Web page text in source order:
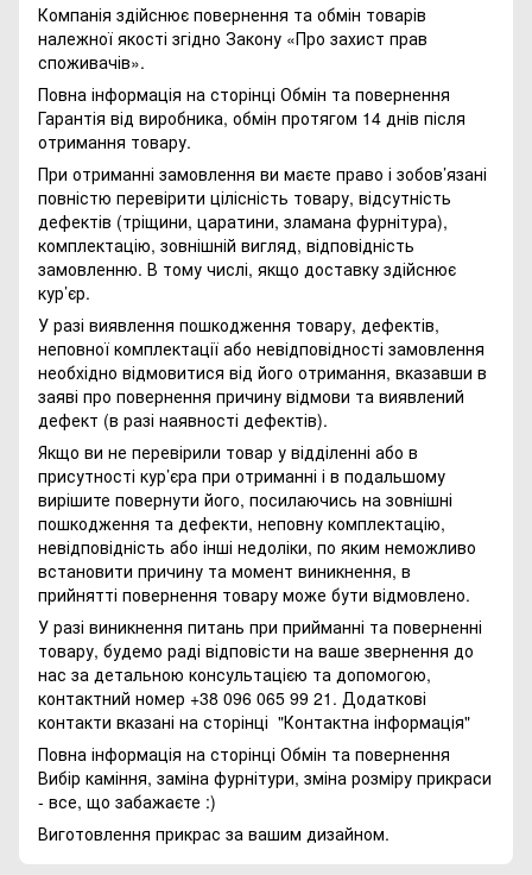
Компанія здійснює повернення та обмін товарів
належної якості згідно Закону «Про захист прав
споживачів».
Повна інформація на сторінці Обмін та повернення
Гарантія від виробника, обмін протягом 14 днів після
отримання товару.
При отриманні замовлення ви маєте право і зобов’язані
повністю перевірити цілісність товару, відсутність
дефектів (тріщини, царатини, зламана фурнітура),
комплектацію, зовнішній вигляд, відповідність
замовленню. В тому числі, якщо доставку здійснює
кур’єр.
У разі виявлення пошкодження товару, дефектів,
неповної комплектації або невідповідності замовлення
необхідно відмовитися від його отримання, вказавши в
заяві про повернення причину відмови та виявлений
дефект (в разі наявності дефектів).
Якщо ви не перевірили товар у відділенні або в
присутності кур’єра при отриманні і в подальшому
вирішите повернути його, посилаючись на зовнішні
пошкодження та дефекти, неповну комплектацію,
невідповідність або інші недоліки, по яким неможливо
встановити причину та момент виникнення, в
прийнятті повернення товару може бути відмовлено.
У разі виникнення питань при прийманні та поверненні
товару, будемо раді відповісти на ваше звернення до
нас за детальною консультацією та допомогою,
контактний номер +38 096 065 99 21. Додаткові
контакти вказані на сторінці "Контактна інформація"
Повна інформація на сторінці Обмін та повернення
Вибір каміння, заміна фурнітури, зміна розміру прикраси
- все, що забажаєте :)
Виготовлення прикрас за вашим дизайном.